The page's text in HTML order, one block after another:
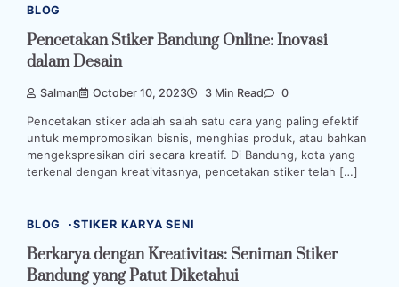
BLOG
Pencetakan Stiker Bandung Online: Inovasi
dalam Desain
Salman October 10, 2023 3 Min Read 0
Pencetakan stiker adalah salah satu cara yang paling efektif
untuk mempromosikan bisnis, menghias produk, atau bahkan
mengekspresikan diri secara kreatif. Di Bandung, kota yang
terkenal dengan kreativitasnya, pencetakan stiker telah […]
BLOG STIKER KARYA SENI
Berkarya dengan Kreativitas: Seniman Stiker
Bandung yang Patut Diketahui